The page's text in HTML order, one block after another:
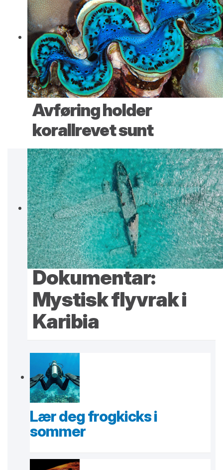
Avføring holder
korallrevet sunt
Dokumentar:
Mystisk flyvrak i
Karibia
Lær deg frogkicks i
sommer